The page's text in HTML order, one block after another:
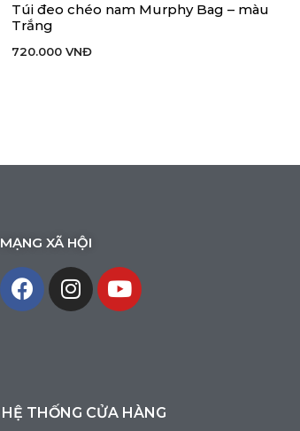
THÊM VÀO GIỎ HÀNG
Túi đeo chéo nam Murphy Bag – màu
Trắng
720.000 VNĐ
MẠNG XÃ HỘI
HỆ THỐNG CỬA HÀNG